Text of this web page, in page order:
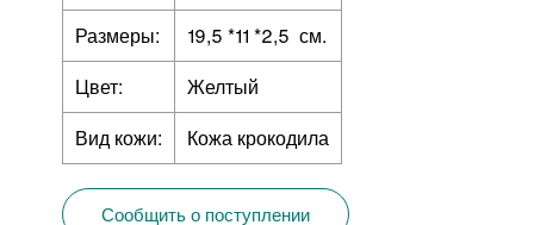
Размеры:
19,5 *11 *2,5 см.
Цвет:
Желтый
Вид кожи:
Кожа крокодила
Сообщить о поступлении